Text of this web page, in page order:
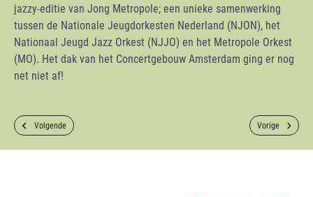
jazzy-editie van Jong Metropole; een unieke samenwerking
tussen de Nationale Jeugdorkesten Nederland (NJON), het
Nationaal Jeugd Jazz Orkest (NJJO) en het Metropole Orkest
(MO). Het dak van het Concertgebouw Amsterdam ging er nog
net niet af!
Volgende Vorige